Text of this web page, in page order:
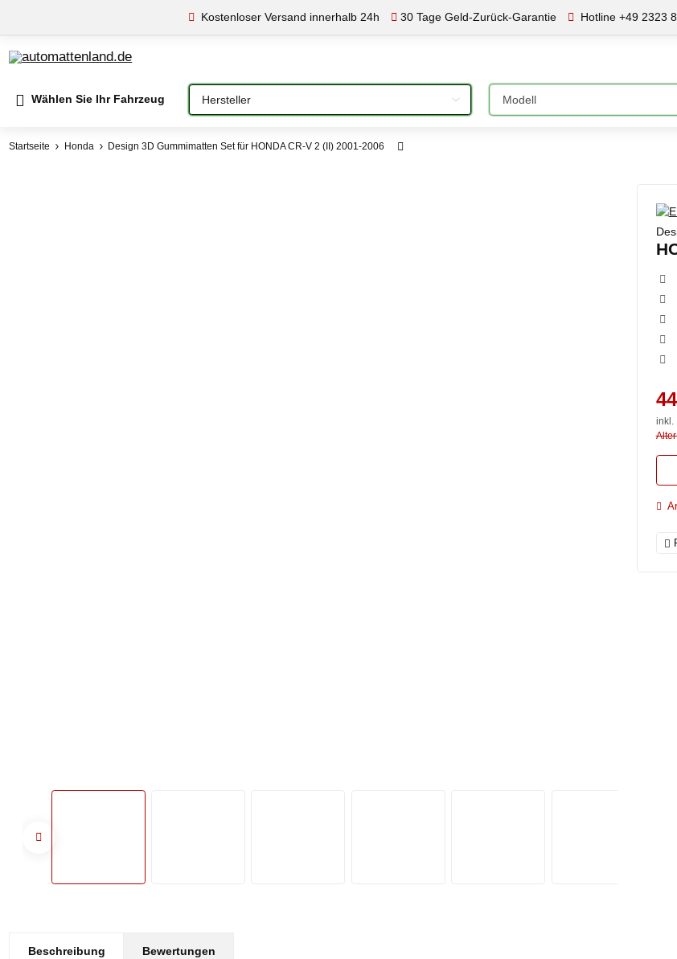
Kostenloser Versand innerhalb 24h 30 Tage Geld-Zurück-Garantie Hotline +49 2323
Wählen Sie Ihr Fahrzeug
Bitte auswählen
Startseite Honda Design 3D Gummimatten Set für HONDA CR-V 2 (II) 2001-2006
inkl.
Beschreibung
Bewertungen